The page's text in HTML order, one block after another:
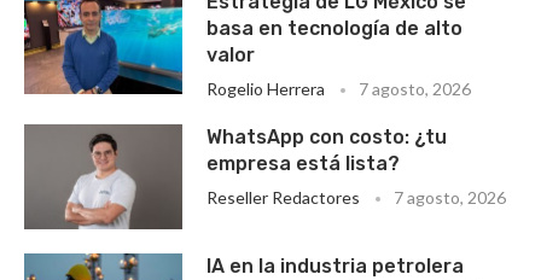
basa en tecnología de alto
valor
Rogelio Herrera 7 agosto, 2026
WhatsApp con costo: ¿tu
empresa está lista?
Reseller Redactores 7 agosto, 2026
IA en la industria petrolera